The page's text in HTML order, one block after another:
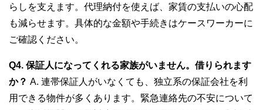
らしを支えます。代理納付を使えば、家賃の支払いの心配
も減らせます。具体的な金額や手続きはケースワーカーに
ご確認ください。
Q4. 保証人になってくれる家族がいません。借りられます
か？ A. 連帯保証人がいなくても、独立系の保証会社を利
用できる物件が多くあります。緊急連絡先の不安について